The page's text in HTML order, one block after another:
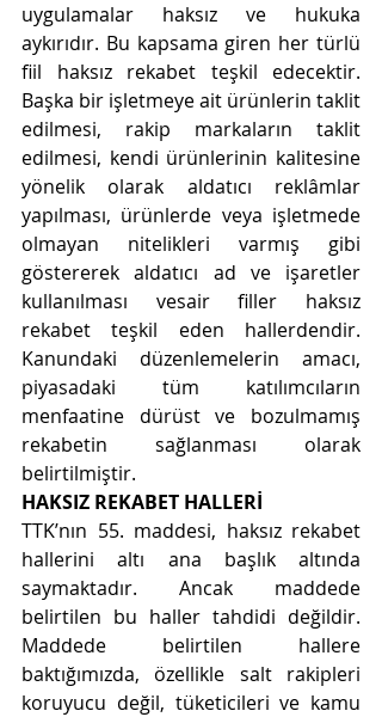
uygulamalar haksız ve hukuka
aykırıdır. Bu kapsama giren her türlü
fiil haksız rekabet teşkil edecektir.
Başka bir işletmeye ait ürünlerin taklit
edilmesi, rakip markaların taklit
edilmesi, kendi ürünlerinin kalitesine
yönelik olarak aldatıcı reklâmlar
yapılması, ürünlerde veya işletmede
olmayan nitelikleri varmış gibi
göstererek aldatıcı ad ve işaretler
kullanılması vesair filler haksız
rekabet teşkil eden hallerdendir.
Kanundaki düzenlemelerin amacı,
piyasadaki tüm katılımcıların
menfaatine dürüst ve bozulmamış
rekabetin sağlanması olarak
belirtilmiştir.
HAKSIZ REKABET HALLERİ
TTK’nın 55. maddesi, haksız rekabet
hallerini altı ana başlık altında
saymaktadır. Ancak maddede
belirtilen bu haller tahdidi değildir.
Maddede belirtilen hallere
baktığımızda, özellikle salt rakipleri
koruyucu değil, tüketicileri ve kamu